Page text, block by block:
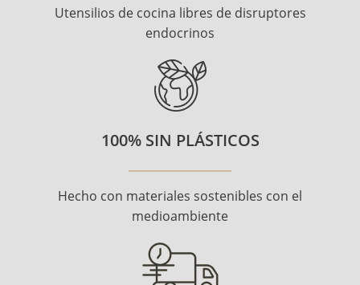
Utensilios de cocina libres de disruptores
endocrinos
100% SIN PLÁSTICOS
Hecho con materiales sostenibles con el
medioambiente